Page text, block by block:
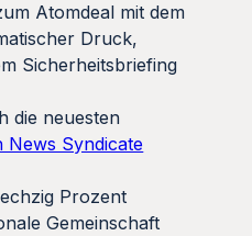
Atomdeal mit dem
Druck,
Sicherheitsbriefing
die neuesten
News Syndicate
Prozent
Gemeinschaft